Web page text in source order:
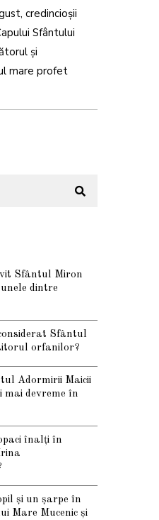
credincioșii
Sfântului
și
mare profet
Sfântul Miron
dintre
Sfântul
orfanilor?
Adormirii Maicii
mai devreme în
înalți în
și un șarpe în
Mare Mucenic și